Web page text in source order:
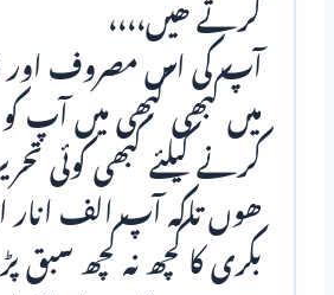
کرتے ھیں،،،،
آپ کی اس مصروف اور
میں کبھی کبھی میں آپ
کرنے کیلئے کبھی کوئی
ھوں تاکہ آپ الف
بکری کا کچھ نہ کچھ سبق